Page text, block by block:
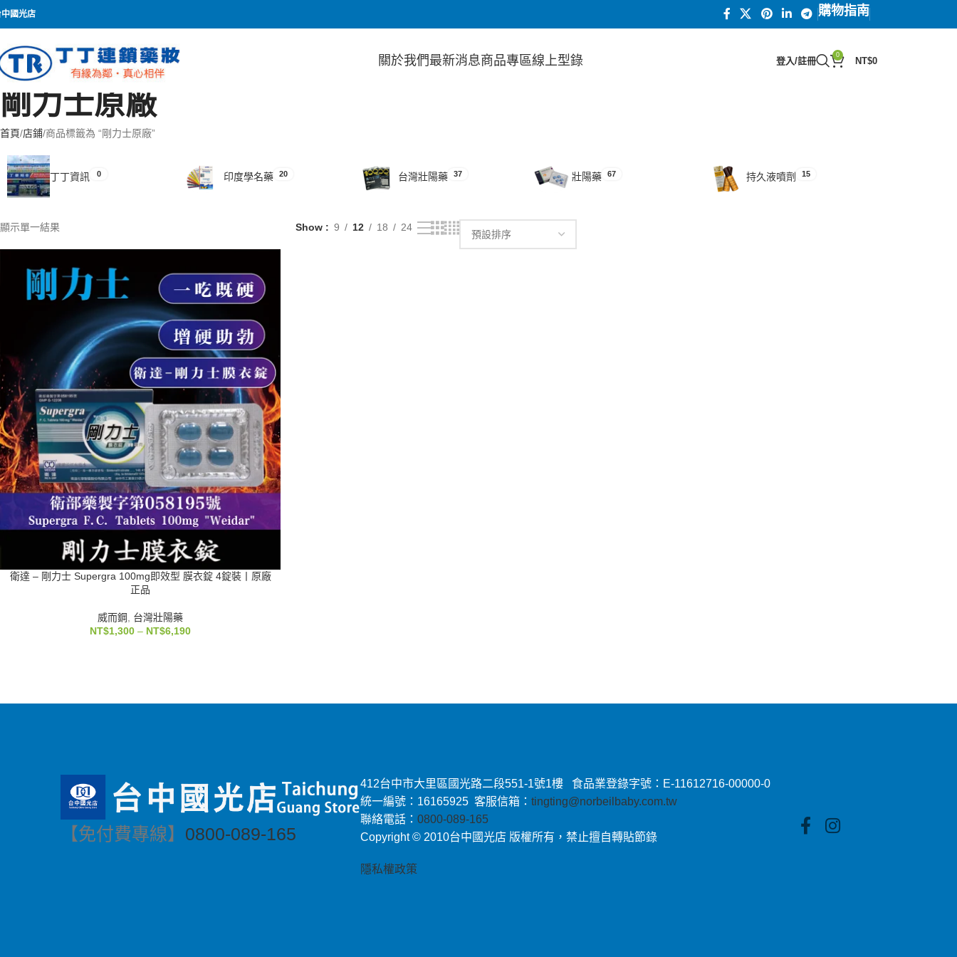
國光店 購物指南
關於我們最新消息商品專區線上型錄 登入/註冊
0
NT$0
剛力士原廠
首頁 店鋪 商品標籤為 “剛力士原廠”
丁丁資訊 0 印度學名藥 20 台灣壯陽藥 37 壯陽藥 67 持久液噴劑 15
顯示單一結果 Show 9 12 18 24
衛達 – 剛力士 Supergra 100mg即效型 膜衣錠 4錠裝丨原廠
正品
威而鋼
台灣壯陽藥
NT$1,300 – NT$6,190
【免付費專線】 0800-089-165
412台中市大里區國光路二段551-1號1樓 食品業登錄字號：E-11612716-00000-0
統一編號：16165925 客服信箱：tingting@norbeilbaby.com.tw
聯絡電話：0800-089-165
Copyright © 2010台中國光店 版權所有，禁止擅自轉貼節錄
隱私權政策